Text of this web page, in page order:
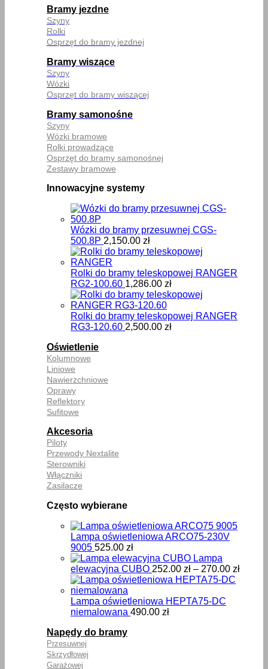
Bramy jezdne
Szyny
Rolki
Osprzęt do bramy jezdnej
Bramy wiszące
Szyny
Wózki
Osprzęt do bramy wiszącej
Bramy samonośne
Szyny
Wózki bramowe
Rolki prowadzące
Osprzęt do bramy samonośnej
Zestawy bramowe
Innowacyjne systemy
Wózki do bramy przesuwnej CGS-
500.8P 2,150.00 zł
Rolki do bramy teleskopowej RANGER
RG2-100.60 1,286.00 zł
Rolki do bramy teleskopowej RANGER
RG3-120.60 2,500.00 zł
Oświetlenie
Kolumnowe
Liniowe
Nawierzchniowe
Oprawy
Reflektory
Sufitowe
Akcesoria
Piloty
Przewody Nextalite
Sterowniki
Włączniki
Zasilacze
Często wybierane
Lampa oświetleniowa ARCO75-230V
9005 525.00 zł
Lampa
elewacyjna CUBO 252.00 zł – 270.00 złZakres
Lampa oświetleniowa HEPTA75-DC
niemalowana 490.00 zł
Napędy do bramy
Przesuwnej
Skrzydłowej
Garażowej